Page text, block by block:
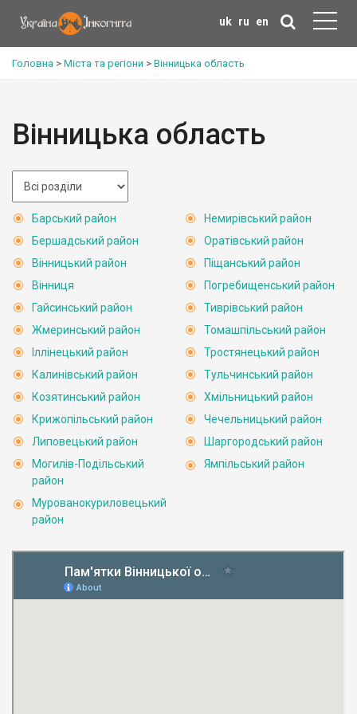
uk ru en
Головна > Міста та регіони > Вінницька область
Вінницька область
Барський район
Бершадський район
Вінницький район
Вінниця
Гайсинський район
Жмеринський район
Іллінецький район
Калинівський район
Козятинський район
Крижопільський район
Липовецький район
Могилів-Подільський
район
Мурованокуриловецький
район
Немирівський район
Оратівський район
Піщанський район
Погребищенський район
Тиврівський район
Томашпільський район
Тростянецький район
Тульчинський район
Хмільницький район
Чечельницький район
Шаргородський район
Ямпільський район